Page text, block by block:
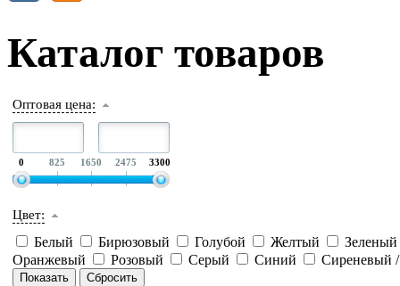
Каталог товаров
Оптовая цена:
0 825 1650 2475 3300
Цвет:
Белый Бирюзовый Голубой Желтый
Зеленый
Оранжевый
Розовый Серый Синий Сиреневый